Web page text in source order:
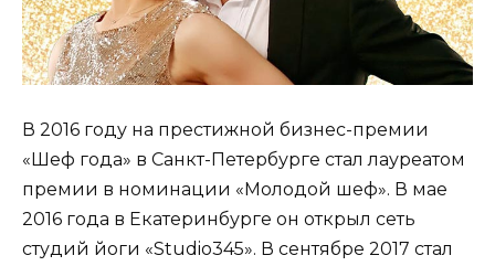
В 2016 году на престижной бизнес-премии
«Шеф года» в Санкт-Петербурге стал лауреатом
премии в номинации «Молодой шеф». В мае
2016 года в Екатеринбурге он открыл сеть
студий йоги «Studio345». В сентябре 2017 стал